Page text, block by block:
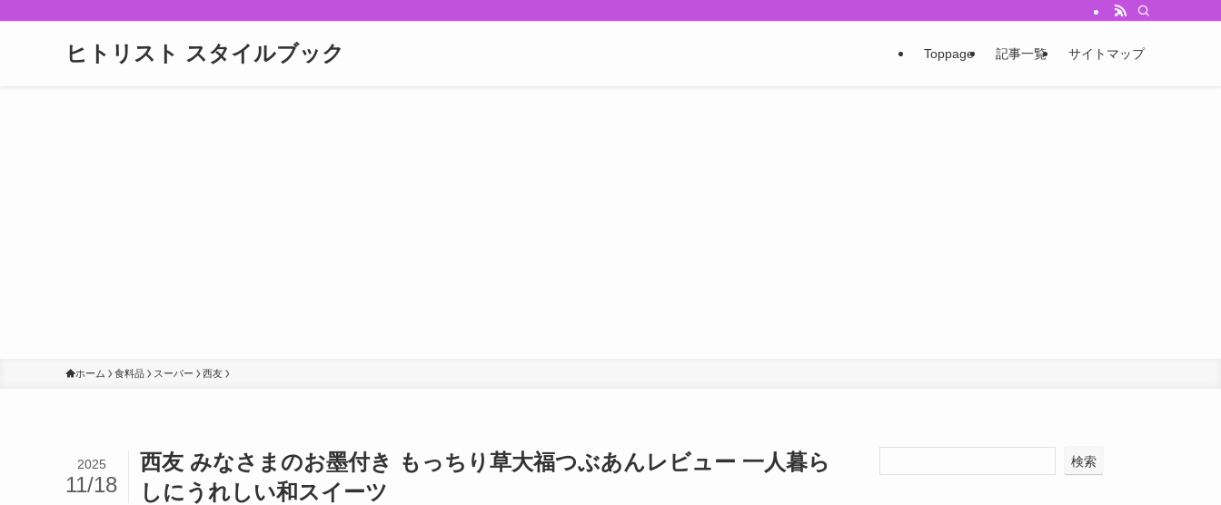
ヒトリスト スタイルブック Toppage 記事一覧 サイトマップ
ホーム 食料品 スーパー 西友
西友 みなさまのお墨付き もっちり草大福つぶあんレビュー 一人暮ら
しにうれしい和スイーツ
2025
11/18
検索